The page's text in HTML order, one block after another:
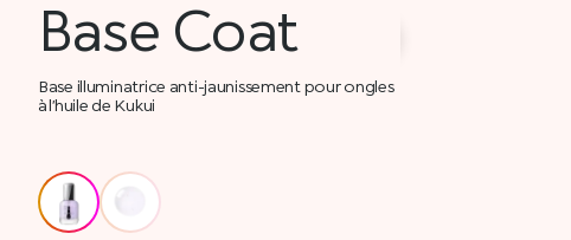
Base Coat
Base illuminatrice anti-jaunissement pour ongles
à l’huile de Kukui